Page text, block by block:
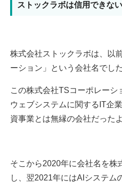
ストックラボは信用できな
株式会社ストックラボは、以
ーション」という会社名でした
この株式会社TSコーポレー
ウェブシステムに関するIT企
資事業とは無縁の会社だった
そこから2020年に会社名を株
し、翌2021年にはAIシステム